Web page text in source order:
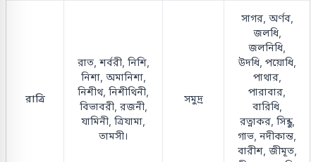
রাত্রি
রাত, শর্বরী, নিশি,
নিশা, অমানিশা,
নিশীথ, নিশীথিনী,
বিভাবরী, রজনী,
যামিনী, ত্রিযামা,
তামসী।
সমুদ্র
সাগর, অর্ণব,
জলধি,
জলনিধি,
উদধি, পয়োধি,
পাথার,
পারাবার,
বারিধি,
রত্নাকর, সিন্ধু,
গাভ, নদীকান্ত,
বারীশ, জীমূত,